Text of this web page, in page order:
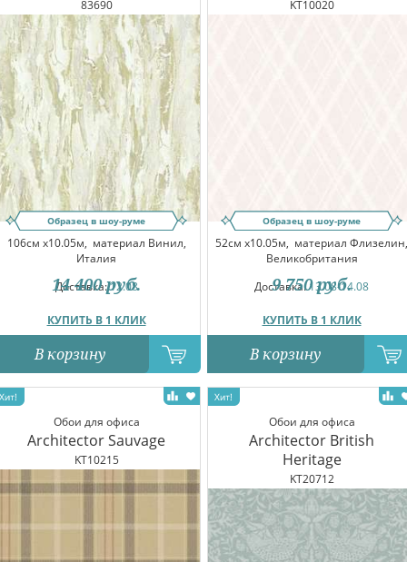
83690
Образец в шоу-руме
106см x10.05м, материал Винил,
Италия
Доставка:12.08
КУПИТЬ В 1 КЛИК
14 400 руб.
В корзину
KT10020
Образец в шоу-руме
52см x10.05м, материал Флизелин,
Великобритания
Доставка:13.08-14.08
КУПИТЬ В 1 КЛИК
9 750 руб.
В корзину
Обои для офиса
Architector Sauvage
KT10215
Обои для офиса
Architector British
Heritage
KT20712